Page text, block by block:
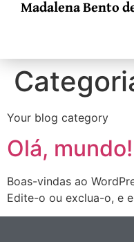
Madalena Bento
Your blog category
Olá, mundo!
Boas-vindas ao
Edite-o ou exclua-o, e